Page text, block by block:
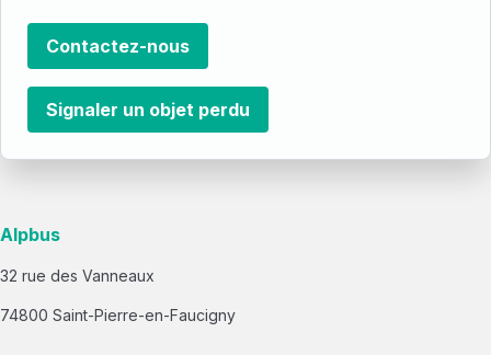
Contactez-nous
Signaler un objet perdu
Alpbus
32 rue des Vanneaux
74800 Saint-Pierre-en-Faucigny